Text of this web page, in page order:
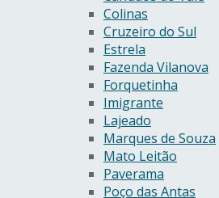
Colinas
Cruzeiro do Sul
Estrela
Fazenda Vilanova
Forquetinha
Imigrante
Lajeado
Marques de Souza
Mato Leitão
Paverama
Poço das Antas